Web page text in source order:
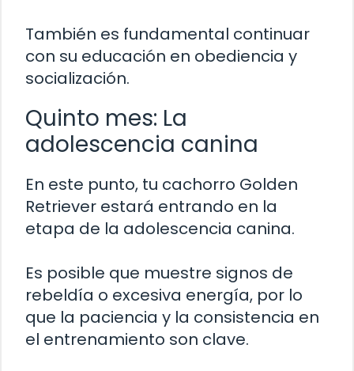
También es fundamental continuar
con su educación en obediencia y
socialización.
Quinto mes: La
adolescencia canina
En este punto, tu cachorro Golden
Retriever estará entrando en la
etapa de la adolescencia canina.
Es posible que muestre signos de
rebeldía o excesiva energía, por lo
que la paciencia y la consistencia en
el entrenamiento son clave.